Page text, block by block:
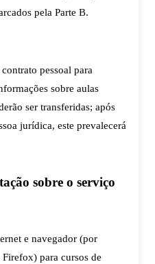
pela Parte B.
pessoal para
sobre aulas
ser transferidas; após
jurídica, este prevalecerá
sobre o serviço
e navegador (por
para cursos de